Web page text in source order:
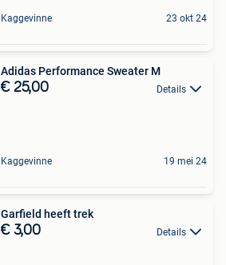
Kaggevinne 23 okt 24
Adidas Performance Sweater M
€ 25,00 Details
Kaggevinne 19 mei 24
Garfield heeft trek
€ 3,00 Details